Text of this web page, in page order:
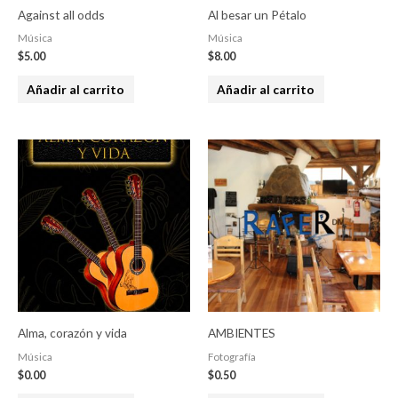
Against all odds
Música
$5.00
Añadir al carrito
Al besar un Pétalo
Música
$8.00
Añadir al carrito
Alma, corazón y vida
Música
$0.00
AMBIENTES
Fotografía
$0.50